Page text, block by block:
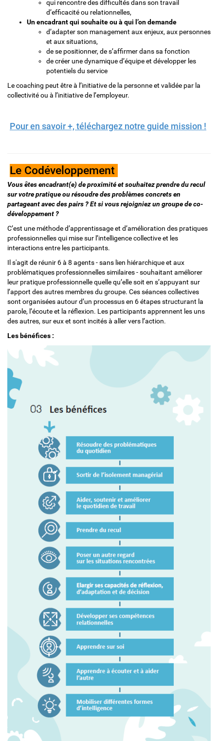
qui rencontre des difficultés dans son travail
d’efficacité ou relationnelles,
Un encadrant qui souhaite ou à qui l’on demande
d’adapter son management aux enjeux, aux personnes
et aux situations,
de se positionner, de s’affirmer dans sa fonction
de créer une dynamique d’équipe et développer les
potentiels du service
Le coaching peut être à l’initiative de la personne et validée par la
collectivité ou à l’initiative de l’employeur.
Pour en savoir +, téléchargez notre guide mission !
Le Codéveloppement
Vous êtes encadrant(e) de proximité et souhaitez prendre du recul
sur votre pratique ou résoudre des problèmes concrets en
partageant avec des pairs ? Et si vous rejoigniez un groupe de co-
développement ?
C’est une méthode d’apprentissage et d’amélioration des pratiques
professionnelles qui mise sur l’intelligence collective et les
interactions entre les participants.
Il s'agit de réunir 6 à 8 agents - sans lien hiérarchique et aux
problématiques professionnelles similaires - souhaitant améliorer
leur pratique professionnelle quelle qu’elle soit en s’appuyant sur
l’apport des autres membres du groupe. Ces séances collectives
sont organisées autour d’un processus en 6 étapes structurant la
parole, l’écoute et la réflexion. Les participants apprennent les uns
des autres, sur eux et sont incités à aller vers l’action.
Les bénéfices :